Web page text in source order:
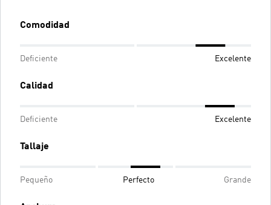
Comodidad
Deficiente Excelente
Calidad
Deficiente Excelente
Tallaje
Pequeño Perfecto Grande